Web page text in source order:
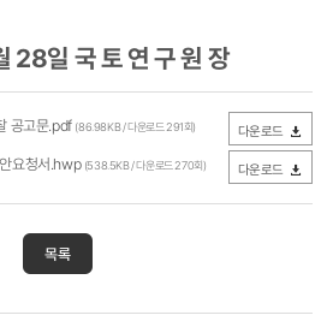
28일 국 토 연 구 원 장
공고문.pdf (86.98KB / 다운로드 291회) 다운로드
요청서.hwp (538.5KB / 다운로드 270회) 다운로드
목록